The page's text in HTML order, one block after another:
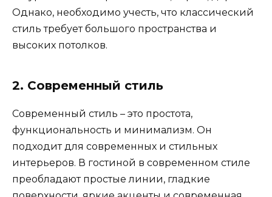
Однако, необходимо учесть, что классический
стиль требует большого пространства и
высоких потолков.
2. Современный стиль
Современный стиль – это простота,
функциональность и минимализм. Он
подходит для современных и стильных
интерьеров. В гостиной в современном стиле
преобладают простые линии, гладкие